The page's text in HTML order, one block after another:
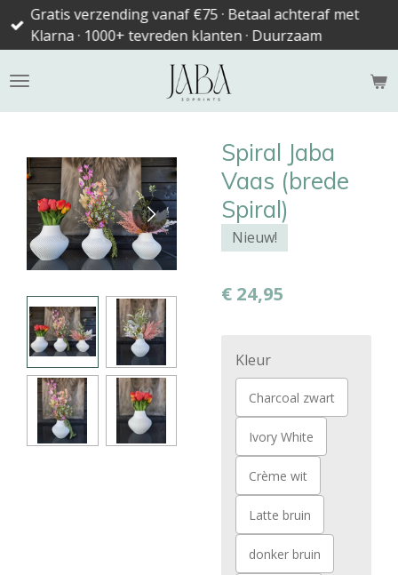
Ga
direct
de
Gratis verzending vanaf €75 · Betaal achteraf met
Klarna · 1000+ tevreden klanten · Duurzaam
Spiral Jaba
Vaas (brede
Spiral)
Nieuw!
€ 24,95
Kleur
Charcoal zwart
Ivory White
Crème wit
Latte bruin
donker bruin